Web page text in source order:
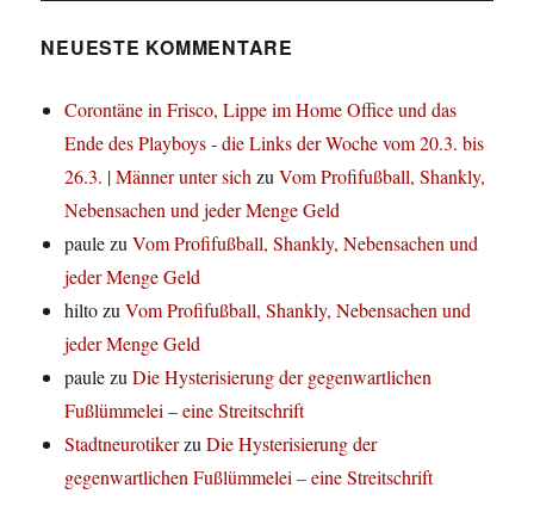
NEUESTE KOMMENTARE
Corontäne in Frisco, Lippe im Home Office und das
Ende des Playboys - die Links der Woche vom 20.3. bis
26.3. | Männer unter sichzuVom Profifußball, Shankly,
Nebensachen und jeder Menge Geld
paulezuVom Profifußball, Shankly, Nebensachen und
jeder Menge Geld
hiltozuVom Profifußball, Shankly, Nebensachen und
jeder Menge Geld
paulezuDie Hysterisierung der gegenwartlichen
Fußlümmelei – eine Streitschrift
StadtneurotikerzuDie Hysterisierung der
gegenwartlichen Fußlümmelei – eine Streitschrift